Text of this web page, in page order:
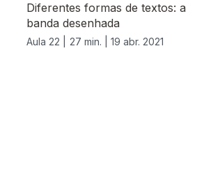
Diferentes formas de textos: a
banda desenhada
Aula 22 | 27 min. | 19 abr. 2021